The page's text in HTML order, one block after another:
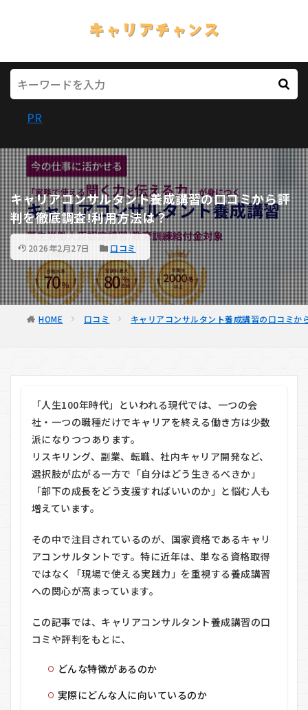
PR
キャリアコンサルタント養成講習の口コミから評
判を徹底調査!利用方法は？
2026年2月27日 口コミ
HOME 口コミ キャリアコンサルタント養成講習の口コミか
「人生100年時代」といわれる現代では、一つの会
社・一つの職種だけでキャリアを終える働き方は少数
派になりつつあります。
リスキリング、副業、転職、社内キャリア開発など、
選択肢が広がる一方で「自分はどう生きるべきか」
「部下の成長をどう支援すればいいのか」と悩む人も
増えています。
その中で注目されているのが、国家資格であるキャリ
アコンサルタントです。特に近年は、単なる資格取得
ではなく「現場で使える実践力」を重視する養成講習
への関心が高まっています。
この記事では、キャリアコンサルタント養成講習の口
コミや評判をもとに、
どんな特徴があるのか
実際にどんな人に向いているのか